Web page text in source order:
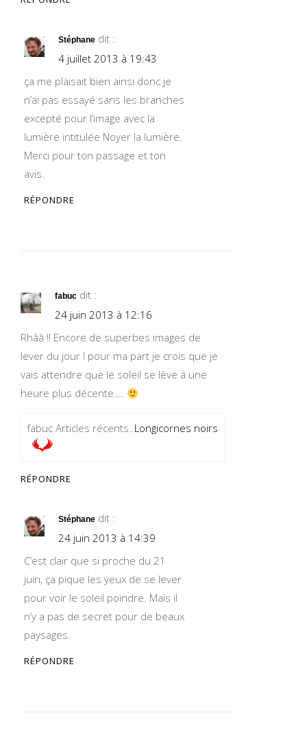
Stéphane dit :
4 juillet 2013 à 19:43
ça me plaisait bien ainsi donc je
n’ai pas essayé sans les branches
excepté pour l’image avec la
lumière intitulée Noyer la lumière.
Merci pour ton passage et ton
avis.
RÉPONDRE
fabuc dit :
24 juin 2013 à 12:16
Rhââ !! Encore de superbes images de
lever du jour ! pour ma part je crois que je
vais attendre que le soleil se lève à une
heure plus décente….
fabuc Articles récents..Longicornes noirs
RÉPONDRE
Stéphane dit :
24 juin 2013 à 14:39
C’est clair que si proche du 21
juin, ça pique les yeux de se lever
pour voir le soleil poindre. Mais il
n’y a pas de secret pour de beaux
paysages.
RÉPONDRE